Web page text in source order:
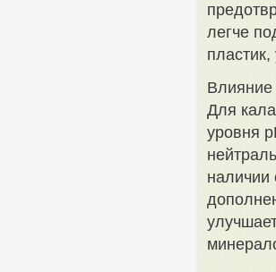
легче
Влияние
Для
уровня
наличии